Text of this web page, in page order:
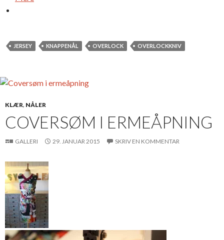
JERSEY KNAPPENÅL OVERLOCK OVERLOCKKNIV
KLÆR, NÅLER
COVERSØM I ERMEÅPNING
GALLERI 29. JANUAR 2015 SKRIV EN KOMMENTAR
Enkel